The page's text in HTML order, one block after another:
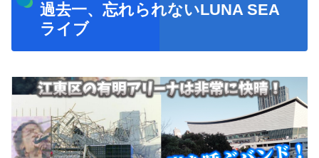
過去一、忘れられないLUNA SEA
ライブ